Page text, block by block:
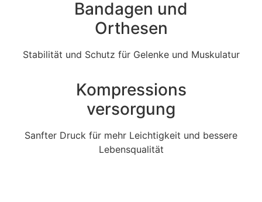
Bandagen und
Orthesen
Stabilität und Schutz für Gelenke und Muskulatur
Kompressions
versorgung
Sanfter Druck für mehr Leichtigkeit und bessere
Lebensqualität